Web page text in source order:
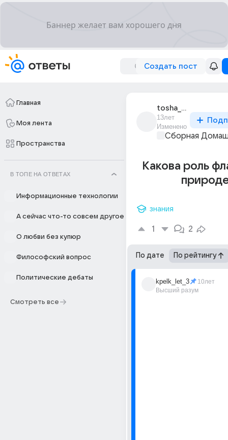
Создать пост
Главная
Моя лента
Пространства
В ТОПЕ НА ОТВЕТАХ
Информационные технологии
А сейчас что-то совсем другое
О любви без купюр
Философский вопрос
Политические дебаты
Смотреть все
tosha_mitina
13лет
Изменено
Сборная
Какова роль
знания
1 2
По дате По рейтингу
kpelk_let_3
Высший разум
10лет